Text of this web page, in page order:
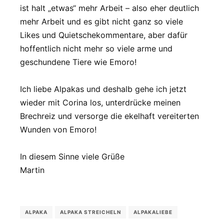
ist halt „etwas“ mehr Arbeit – also eher deutlich
mehr Arbeit und es gibt nicht ganz so viele
Likes und Quietschekommentare, aber dafür
hoffentlich nicht mehr so viele arme und
geschundene Tiere wie Emoro!
Ich liebe Alpakas und deshalb gehe ich jetzt
wieder mit Corina los, unterdrücke meinen
Brechreiz und versorge die ekelhaft vereiterten
Wunden von Emoro!
In diesem Sinne viele Grüße
Martin
ALPAKA ALPAKA STREICHELN ALPAKALIEBE